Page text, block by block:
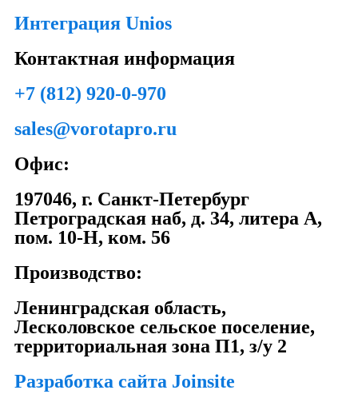
Интеграция Unios
Контактная информация
+7 (812) 920-0-970
sales@vorotapro.ru
Офис:
197046, г. Санкт-Петербург
Петроградская наб, д. 34, литера А,
пом. 10-Н, ком. 56
Производство:
Ленинградская область,
Лесколовское сельское поселение,
территориальная зона П1, з/у 2
Разработка сайта Joinsite